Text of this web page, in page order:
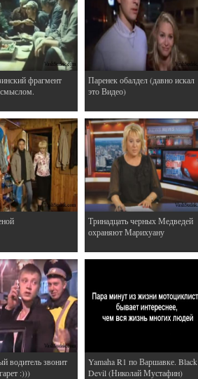
фрагмент
Паренек обалдел (давно искал
это Видео)
Тринадцать черных Медведей
охраняют Марихуану
водитель звонит
:)))
Yamaha R1 по Варшавке. Black
Devil (Николай Мустафин)